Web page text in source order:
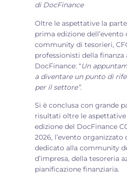
di DocFinance
Oltre le aspettative la
prima edizione dell’evento
community di tesorieri,
professionisti della finanza
DocFinance: “Un
a diventare un punto di
per il settore”.
Si è conclusa con grande
risultati oltre le
edizione del DocFinance
2026, l’evento organizzato
dedicato alla community
d’impresa, della tesoreria
pianificazione finanziaria.